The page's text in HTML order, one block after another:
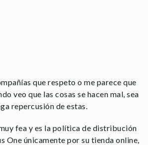
que respeto o me parece que
veo que las cosas se hacen mal, sea
repercusión de estas.
fea y es la política de distribución
One únicamente por su tienda online,